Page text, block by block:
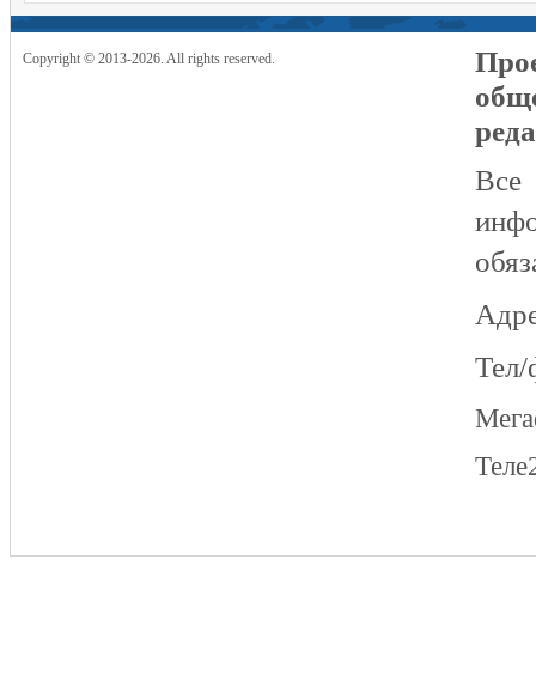
Copyright © 2013-2026. All rights reserved.